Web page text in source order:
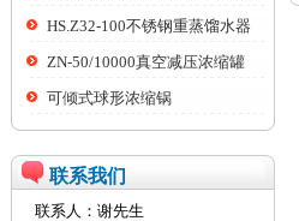
HS.Z32-100不锈钢重蒸馏水器
ZN-50/10000真空减压浓缩罐
可倾式球形浓缩锅
联系我们
联系人：谢先生